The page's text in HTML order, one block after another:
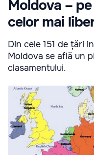
Moldova –
celor mai
Din cele 151 de țări
Moldova se află un
clasamentului.